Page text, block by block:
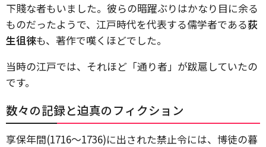
下賤な者もいました。彼らの暗躍ぶりはかなり目に余る
ものだったようで、江戸時代を代表する儒学者である荻
生徂徠も、著作で嘆くほどでした。
当時の江戸では、それほど「通り者」が跋扈していたの
です。
数々の記録と迫真のフィクション
享保年間(1716～1736)に出された禁止令には、博徒の暮